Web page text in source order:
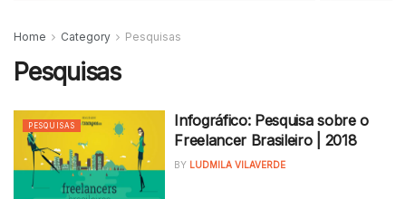
Home Category Pesquisas
Pesquisas
PESQUISAS
Infográfico: Pesquisa sobre o
Freelancer Brasileiro | 2018
BY LUDMILA VILAVERDE